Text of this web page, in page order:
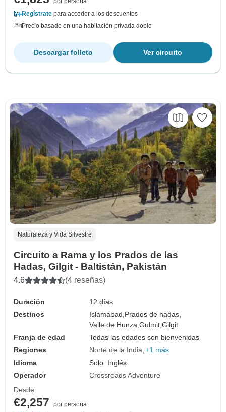
Regístrate para acceder a los descuentos
Precio basado en una habitación privada doble
Ver circuito
Descargar folleto
Naturaleza y Vida Silvestre
Circuito a Rama y los Prados de las
Hadas, Gilgit - Baltistán, Pakistán
4.6 (4 reseñas)
Duración
12 días
Destinos
Islamabad, Prados de hadas,
Valle de Hunza,Gulmit,Gilgit
Franja de edad
Todas las edades son bienvenidas
Regiones
Norte de la India +1 más
Idioma
Solo: Inglés
Operador
Crossroads Adventure
Desde
€2,257
por persona